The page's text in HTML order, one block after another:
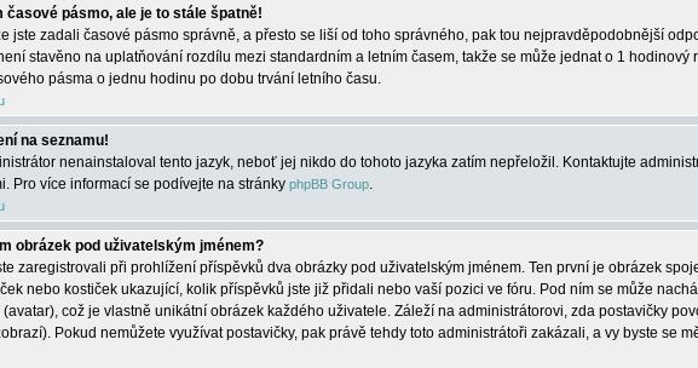
časové pásmo, ale je to stále špatně!
jste zadali časové pásmo správně, a přesto se liší od toho správného, pak tou nejpravděpodobnější
stavěno na uplatňování rozdílu mezi standardním a letním časem, takže se může jednat o 1 hodinový
pásma o jednu hodinu po dobu trvání letního času.
na seznamu!
nenainstaloval tento jazyk, neboť jej nikdo do tohoto jazyka zatím nepřeložil. Kontaktujte
Pro více informací se podívejte na stránky phpBB Group.
obrázek pod uživatelským jménem?
zaregistrovali při prohlížení příspěvků dva obrázky pod uživatelským jménem. Ten první je obrázek
nebo kostiček ukazující, kolik příspěvků jste již přidali nebo vaší pozici ve fóru. Pod ním se může
(avatar), což je vlastně unikátní obrázek každého uživatele. Záleží na administrátorovi, zda postavičky
Pokud nemůžete využívat postavičky, pak právě tehdy toto administrátoři zakázali, a vy byste se